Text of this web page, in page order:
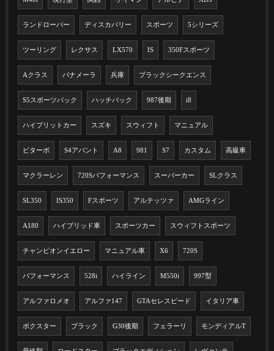
ランドローバー ディスカバリー スポーツ 5シリーズ
ツーリング レクサス LX570 IS 350Fスポーツ
Aクラス パナメーラ 兵庫 ブラックシークエンス
S5スポーツバック ハッチバック 987後期 i8
ハイブリットカー スズキ スウィフト マニュアル
ビターボ S4アバント A8 981 S7 カスタム 高級車
マクラーレン 720Sパフォーマンス スーパーカー SLクラス
SL350 IS350 Fスポーツ アルテッツァ AMGライン
A180 ハイブリッド車 スポーツカー スウィフトスポーツ
チャンピオンイエロー マニュアル車 X6 720S
パフォーマンス 528i ハイライン M550i 997型
アルファロメオ アルファ147 GTAセレスピード イタリア車
ボクスター ブラック G30後期 フェラーリ モンディアルT